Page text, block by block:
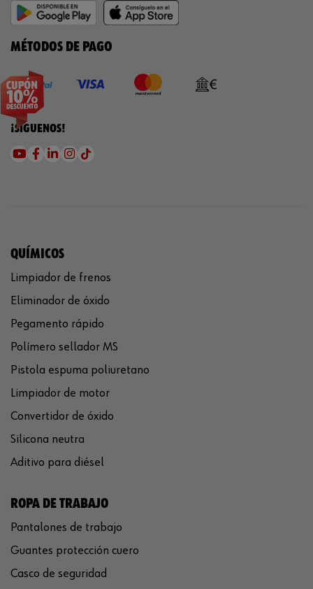
MÉTODOS DE PAGO
¡SÍGUENOS!
QUÍMICOS
Limpiador de frenos
Eliminador de óxido
Pegamento rápido
Polímero sellador MS
Pistola espuma poliuretano
Limpiador de motor
Convertidor de óxido
Silicona neutra
Aditivo para diésel
ROPA DE TRABAJO
Pantalones de trabajo
Guantes protección cuero
Casco de seguridad